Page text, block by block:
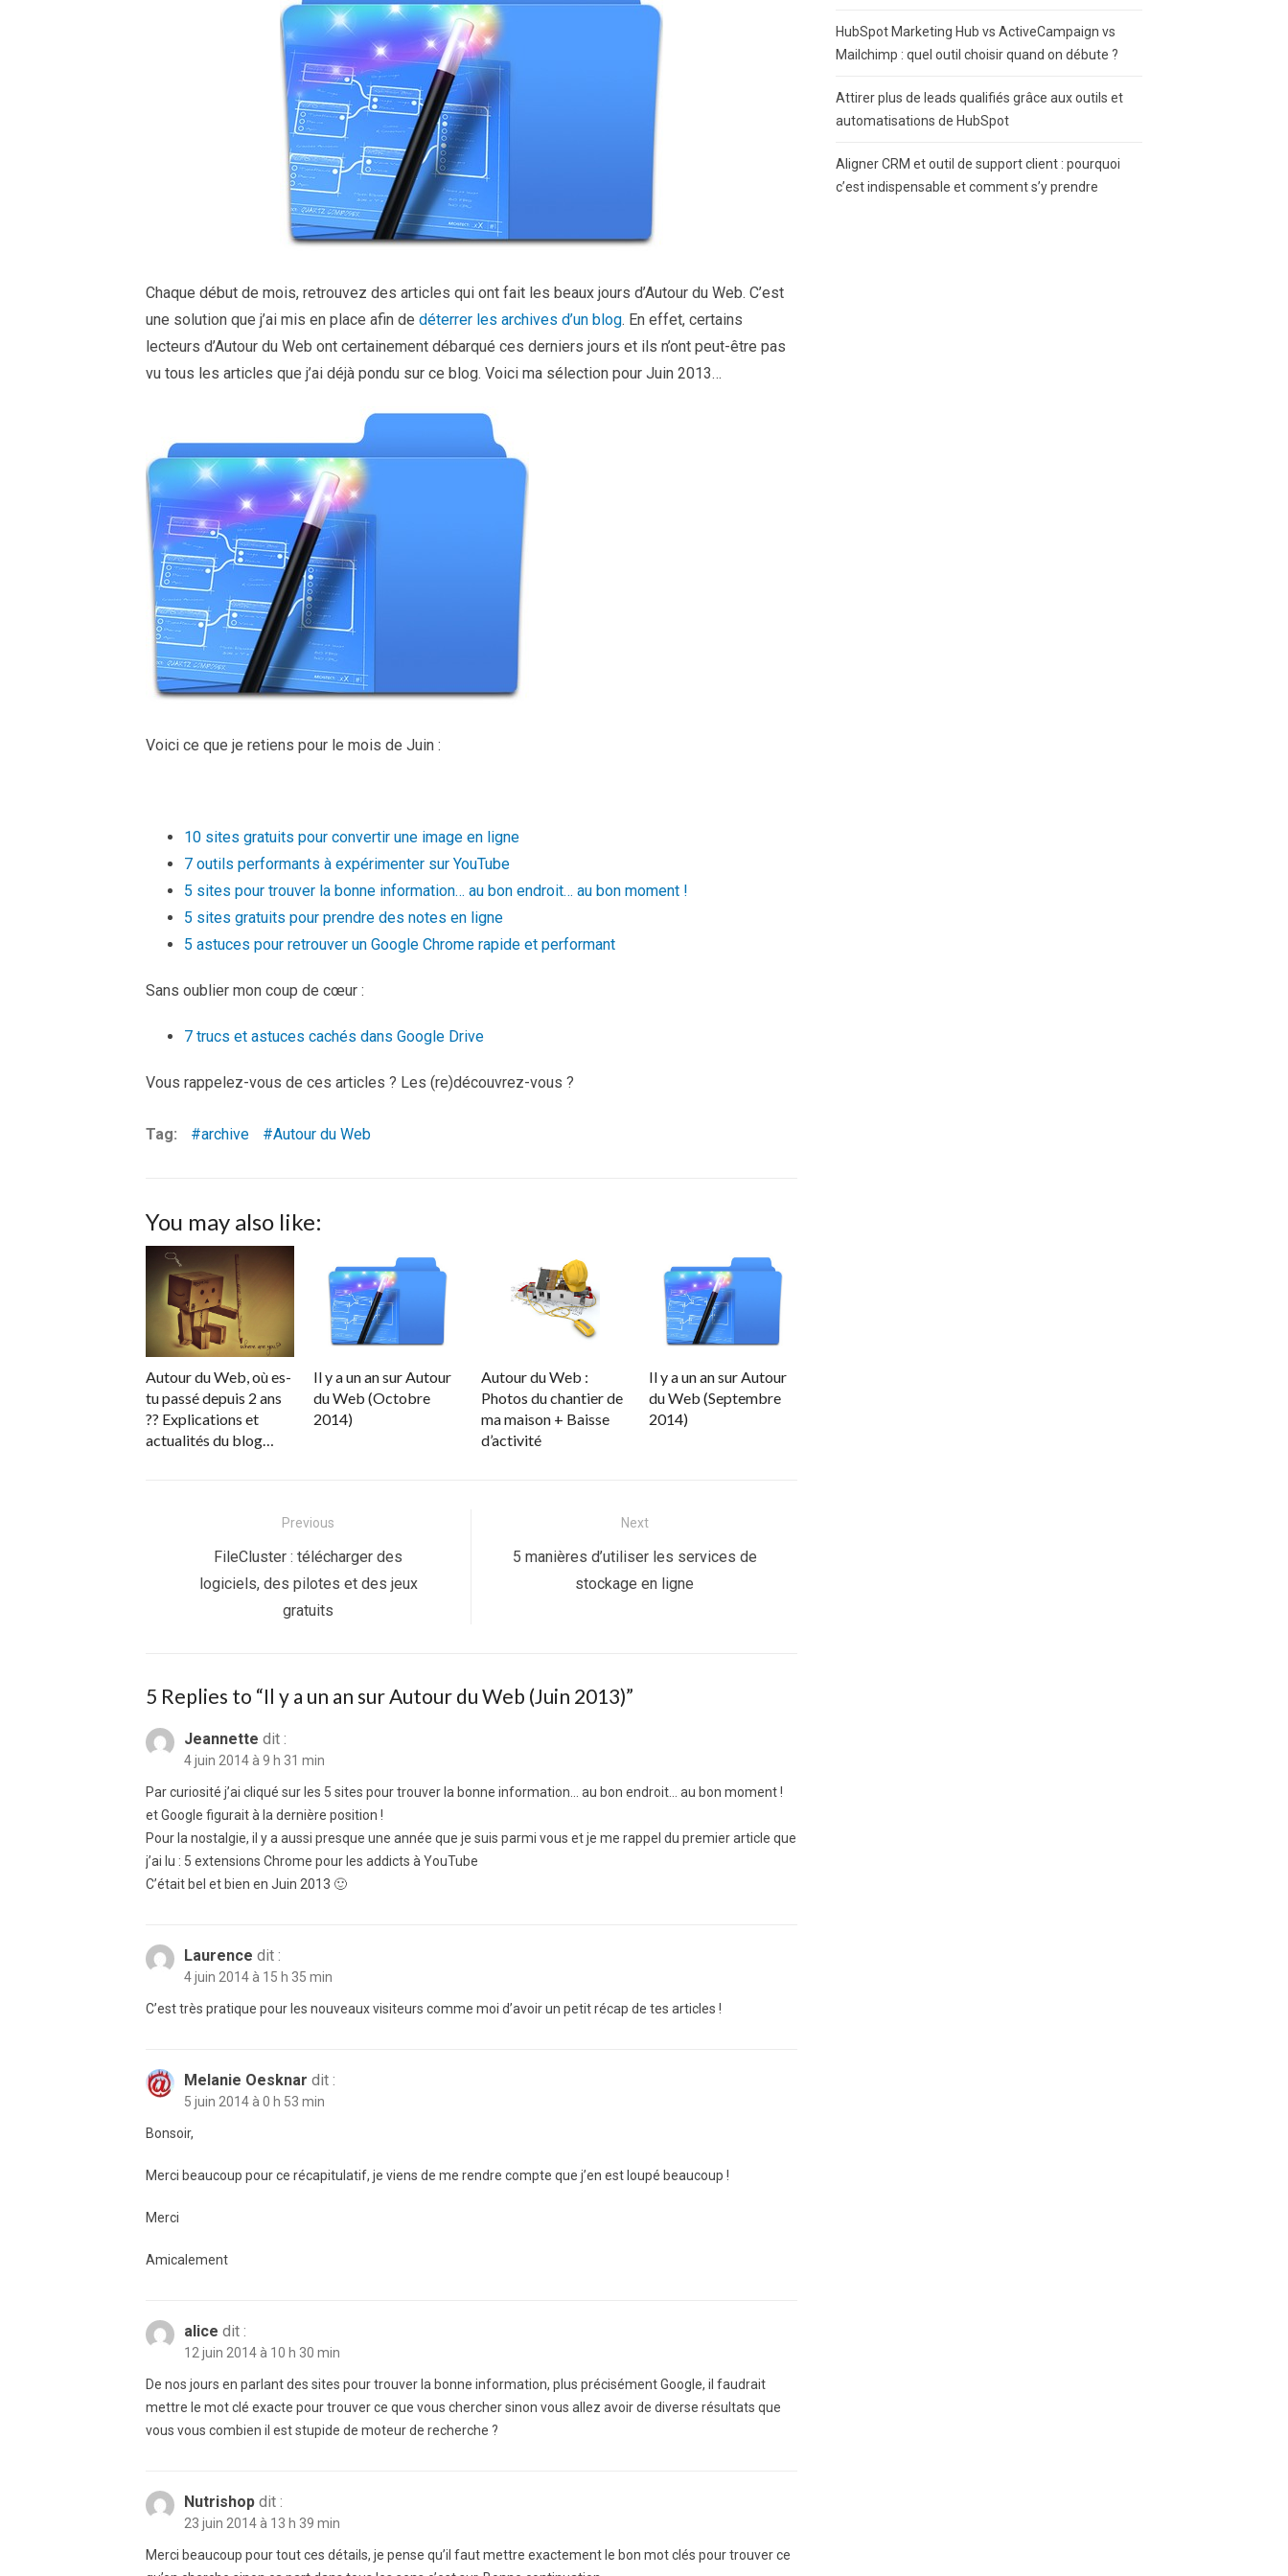
Chaque début de mois, retrouvez des articles qui ont fait les beaux jours d’Autour du Web. C’est
une solution que j’ai mis en place afin de déterrer les archives d’un blog. En effet, certains
lecteurs d’Autour du Web ont certainement débarqué ces derniers jours et ils n’ont peut-être pas
vu tous les articles que j’ai déjà pondu sur ce blog. Voici ma sélection pour Juin 2013…
Voici ce que je retiens pour le mois de Juin :
10 sites gratuits pour convertir une image en ligne
7 outils performants à expérimenter sur YouTube
5 sites pour trouver la bonne information… au bon endroit… au bon moment !
5 sites gratuits pour prendre des notes en ligne
5 astuces pour retrouver un Google Chrome rapide et performant
Sans oublier mon coup de cœur :
7 trucs et astuces cachés dans Google Drive
Vous rappelez-vous de ces articles ? Les (re)découvrez-vous ?
Tag: archive Autour du Web
You may also like:
Autour du Web, où es-
tu passé depuis 2 ans
?? Explications et
actualités du blog…
Il y a un an sur Autour
du Web (Octobre
2014)
Autour du Web :
Photos du chantier de
ma maison + Baisse
d’activité
Il y a un an sur Autour
du Web (Septembre
2014)
l’article
Previous
Previous
post:
FileCluster : télécharger des
logiciels, des pilotes et des jeux
gratuits
Next
Next
5 manières d’utiliser les services de
stockage en ligne
5 Replies to “Il y a un an sur Autour du Web (Juin 2013)”
Jeannette dit :
4 juin 2014 à 9 h 31 min
Par curiosité j’ai cliqué sur les 5 sites pour trouver la bonne information… au bon endroit… au bon moment !
et Google figurait à la dernière position !
Pour la nostalgie, il y a aussi presque une année que je suis parmi vous et je me rappel du premier article que
j’ai lu : 5 extensions Chrome pour les addicts à YouTube
C’était bel et bien en Juin 2013 🙂
Laurence dit :
4 juin 2014 à 15 h 35 min
C’est très pratique pour les nouveaux visiteurs comme moi d’avoir un petit récap de tes articles !
Melanie Oesknar dit :
5 juin 2014 à 0 h 53 min
Bonsoir,
Merci beaucoup pour ce récapitulatif, je viens de me rendre compte que j’en est loupé beaucoup !
Merci
Amicalement
alice dit :
12 juin 2014 à 10 h 30 min
De nos jours en parlant des sites pour trouver la bonne information, plus précisément Google, il faudrait
mettre le mot clé exacte pour trouver ce que vous chercher sinon vous allez avoir de diverse résultats que
vous vous combien il est stupide de moteur de recherche ?
Nutrishop dit :
23 juin 2014 à 13 h 39 min
Merci beaucoup pour tout ces détails, je pense qu’il faut mettre exactement le bon mot clés pour trouver ce
HubSpot Marketing Hub vs ActiveCampaign vs
Mailchimp : quel outil choisir quand on débute ?
Attirer plus de leads qualifiés grâce aux outils et
automatisations de HubSpot
Aligner CRM et outil de support client : pourquoi
c’est indispensable et comment s’y prendre